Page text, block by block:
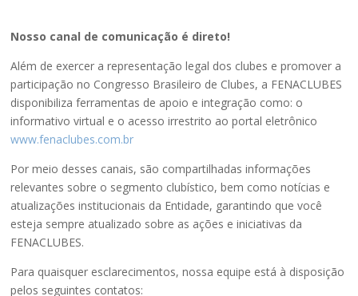
Nosso canal de comunicação é direto!
Além de exercer a representação legal dos clubes e promover a
participação no Congresso Brasileiro de Clubes, a FENACLUBES
disponibiliza ferramentas de apoio e integração como: o
informativo virtual e o acesso irrestrito ao portal eletrônico
www.fenaclubes.com.br
Por meio desses canais, são compartilhadas informações
relevantes sobre o segmento clubístico, bem como notícias e
atualizações institucionais da Entidade, garantindo que você
esteja sempre atualizado sobre as ações e iniciativas da
FENACLUBES.
Para quaisquer esclarecimentos, nossa equipe está à disposição
pelos seguintes contatos: